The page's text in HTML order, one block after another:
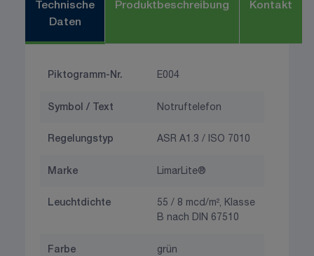
Technische
Daten
Produktbeschreibung Kontakt
Piktogramm-Nr. E004
Symbol / Text Notruftelefon
Regelungstyp ASR A1.3 / ISO 7010
Marke LimarLite®
Leuchtdichte
55 / 8 mcd/m², Klasse
B nach DIN 67510
Farbe grün